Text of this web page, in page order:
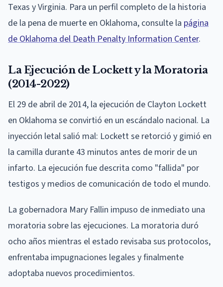
Texas y Virginia. Para un perfil completo de la historia
de la pena de muerte en Oklahoma, consulte la página
de Oklahoma del Death Penalty Information Center.
La Ejecución de Lockett y la Moratoria
(2014-2022)
El 29 de abril de 2014, la ejecución de Clayton Lockett
en Oklahoma se convirtió en un escándalo nacional. La
inyección letal salió mal: Lockett se retorció y gimió en
la camilla durante 43 minutos antes de morir de un
infarto. La ejecución fue descrita como "fallida" por
testigos y medios de comunicación de todo el mundo.
La gobernadora Mary Fallin impuso de inmediato una
moratoria sobre las ejecuciones. La moratoria duró
ocho años mientras el estado revisaba sus protocolos,
enfrentaba impugnaciones legales y finalmente
adoptaba nuevos procedimientos.